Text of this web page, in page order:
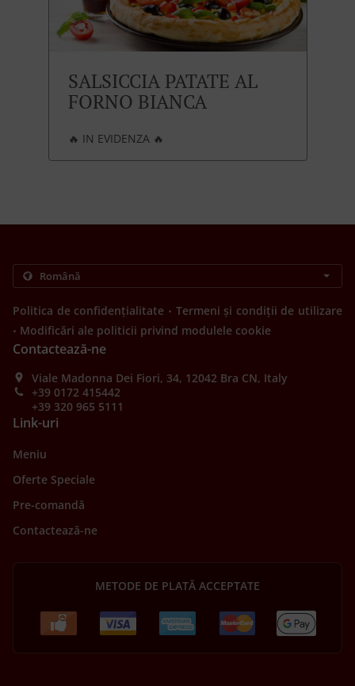
SALSICCIA PATATE AL
FORNO BIANCA
🔥 IN EVIDENZA 🔥
Politica de confidențialitate . Termeni și condiții de utilizare
. Modificări ale politicii privind modulele cookie
Contactează-ne
Viale Madonna Dei Fiori, 34, 12042 Bra CN, Italy
+39 0172 415442
+39 320 965 5111
Link-uri
Meniu
Oferte Speciale
Pre-comandă
Contactează-ne
METODE DE PLATĂ ACCEPTATE